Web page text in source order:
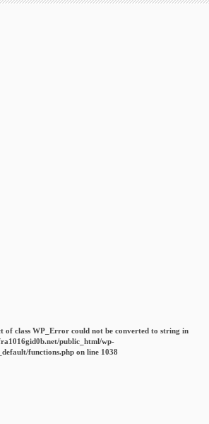
of class WP_Error could not be converted to string in
public_html/wp-
functions.php on line 1038